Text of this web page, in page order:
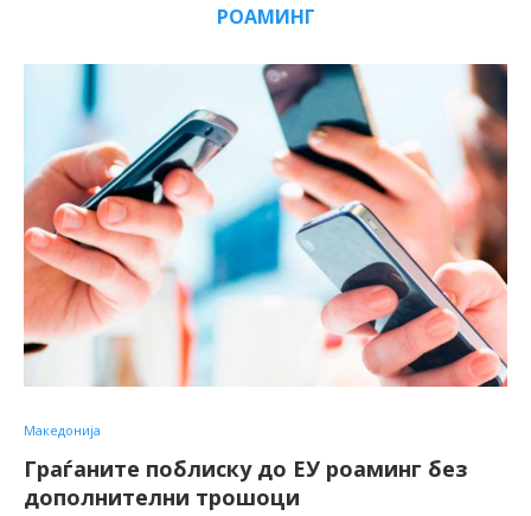
РОАМИНГ
Македонија
Граѓаните поблиску до ЕУ роаминг без
дополнителни трошоци